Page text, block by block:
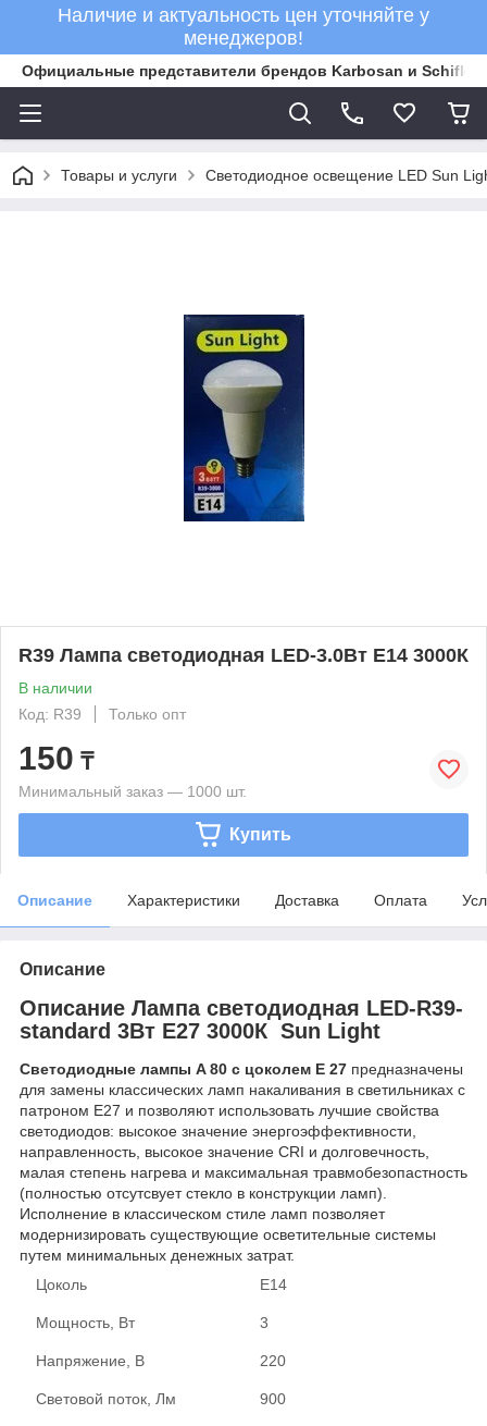
Наличие и актуальность цен уточняйте у
менеджеров!
Официальные представители брендов Karbosan и Schifler
Товары и услуги Светодиодное освещение LED Sun
R39 Лампа светодиодная LED-3.0Вт Е14 3000К
В наличии
Код: R39
Только опт
150 ₸
Минимальный заказ — 1000 шт.
Купить
Описание Характеристики Доставка Оплата
Описание
Описание Лампа светодиодная LED-R39-
standard 3Вт Е27 3000К Sun Light
Светодиодные лампы A 80 c цоколем E 27 предназначены
для замены классических ламп накаливания в светильниках с
патроном Е27 и позволяют использовать лучшие свойства
светодиодов: высокое значение энергоэффективности,
направленность, высокое значение CRI и долговечность,
малая степень нагрева и максимальная травмобезопастность
(полностью отсутсвует стекло в конструкции ламп).
Исполнение в классическом стиле ламп позволяет
модернизировать существующие осветительные системы
путем минимальных денежных затрат.
Цоколь
E14
Мощность, Вт 3
Напряжение, В 220
Световой поток, Лм 900